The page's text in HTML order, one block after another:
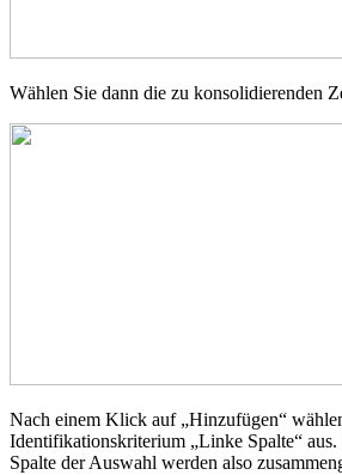
Wählen Sie dann die zu konsolidierenden
Nach einem Klick auf „Hinzufügen“
Identifikationskriterium „Linke Spalte“
Spalte der Auswahl werden also